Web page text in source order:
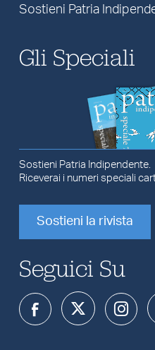
Sostieni Patria
Gli Speciali
Sostieni Patria Indipendente.
Riceverai i numeri speciali
Sostieni la rivista
Seguici Su